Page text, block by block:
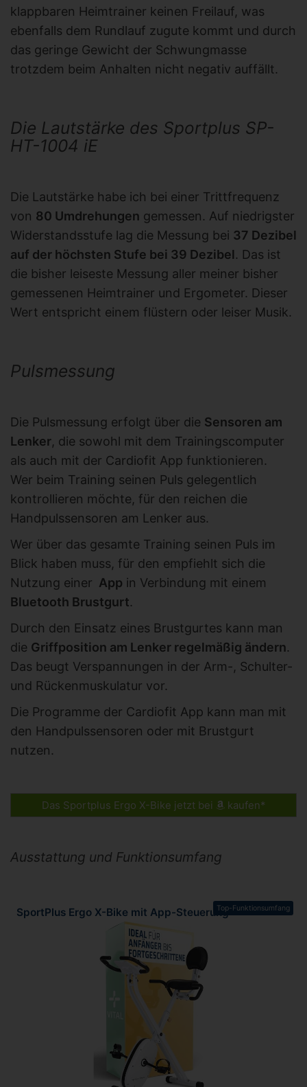
klappbaren Heimtrainer keinen Freilauf, was
ebenfalls dem Rundlauf zugute kommt und durch
das geringe Gewicht der Schwungmasse
trotzdem beim Anhalten nicht negativ auffällt.
Die Lautstärke des Sportplus SP-
HT-1004 iE
Die Lautstärke habe ich bei einer Trittfrequenz
von 80 Umdrehungen gemessen. Auf niedrigster
Widerstandsstufe lag die Messung bei 37 Dezibel
auf der höchsten Stufe bei 39 Dezibel. Das ist
die bisher leiseste Messung aller meiner bisher
gemessenen Heimtrainer und Ergometer. Dieser
Wert entspricht einem flüstern oder leiser Musik.
Pulsmessung
Die Pulsmessung erfolgt über die Sensoren am
Lenker, die sowohl mit dem Trainingscomputer
als auch mit der Cardiofit App funktionieren.
Wer beim Training seinen Puls gelegentlich
kontrollieren möchte, für den reichen die
Handpulssensoren am Lenker aus.
Wer über das gesamte Training seinen Puls im
Blick haben muss, für den empfiehlt sich die
Nutzung einer App in Verbindung mit einem
Bluetooth Brustgurt.
Durch den Einsatz eines Brustgurtes kann man
die Griffposition am Lenker regelmäßig ändern.
Das beugt Verspannungen in der Arm-, Schulter-
und Rückenmuskulatur vor.
Die Programme der Cardiofit App kann man mit
den Handpulssensoren oder mit Brustgurt
nutzen.
Das Sportplus Ergo X-Bike jetzt bei kaufen*
Ausstattung und Funktionsumfang
Top-Funktionsumfang
SportPlus Ergo X-Bike mit App-Steuerung